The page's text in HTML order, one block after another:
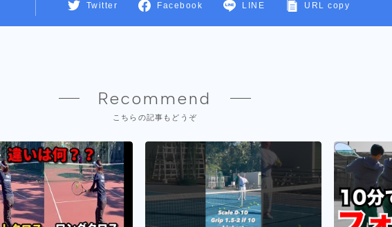
Twitter Facebook LINE URL copy
Recommend
こちらの記事もどうぞ